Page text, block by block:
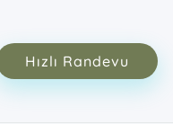
Hızlı Randevu